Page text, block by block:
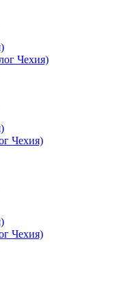
Чехия)
Чехия)
Чехия)